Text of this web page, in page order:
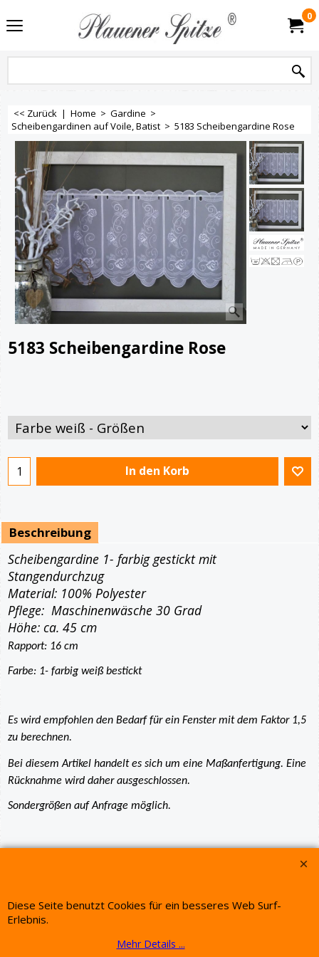
0
<< Zurück | Home > Gardine >
Scheibengardinen auf Voile, Batist > 5183 Scheibengardine Rose
5183 Scheibengardine Rose
In den Korb
Beschreibung
Scheibengardine 1- farbig gestickt mit
Stangendurchzug
Material: 100% Polyester
Pflege: Maschinenwäsche 30 Grad
Höhe: ca. 45 cm
Rapport: 16 cm
Farbe: 1- farbig weiß bestickt
Es wird empfohlen den Bedarf für ein Fenster mit dem Faktor 1,5
zu berechnen.
Bei diesem Artikel handelt es sich um eine Maßanfertigung. Eine
Rücknahme wird daher ausgeschlossen.
Sondergrößen auf Anfrage möglich.
Diese Seite benutzt Cookies für ein besseres Web Surf-
Erlebnis.
Mehr Details ...